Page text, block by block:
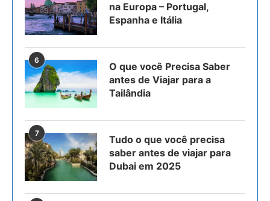
na Europa – Portugal,
Espanha e Itália
6
O que você Precisa Saber
antes de Viajar para a
Tailândia
7
Tudo o que você precisa
saber antes de viajar para
Dubai em 2025